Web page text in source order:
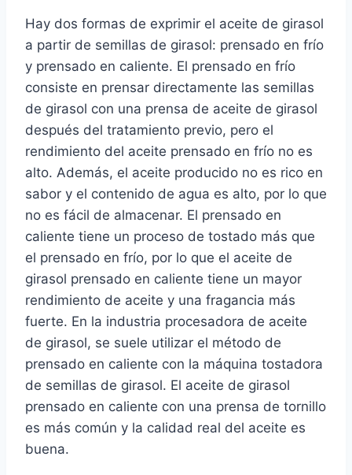
Hay dos formas de exprimir el aceite de girasol
a partir de semillas de girasol: prensado en frío
y prensado en caliente. El prensado en frío
consiste en prensar directamente las semillas
de girasol con una prensa de aceite de girasol
después del tratamiento previo, pero el
rendimiento del aceite prensado en frío no es
alto. Además, el aceite producido no es rico en
sabor y el contenido de agua es alto, por lo que
no es fácil de almacenar. El prensado en
caliente tiene un proceso de tostado más que
el prensado en frío, por lo que el aceite de
girasol prensado en caliente tiene un mayor
rendimiento de aceite y una fragancia más
fuerte. En la industria procesadora de aceite
de girasol, se suele utilizar el método de
prensado en caliente con la máquina tostadora
de semillas de girasol. El aceite de girasol
prensado en caliente con una prensa de tornillo
es más común y la calidad real del aceite es
buena.